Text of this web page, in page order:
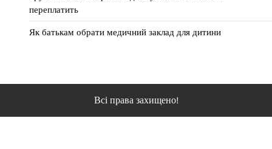
переплатить
Як батькам обрати медичний заклад для дитини
Всі права захищено!